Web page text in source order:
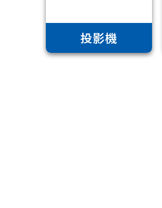
投影機